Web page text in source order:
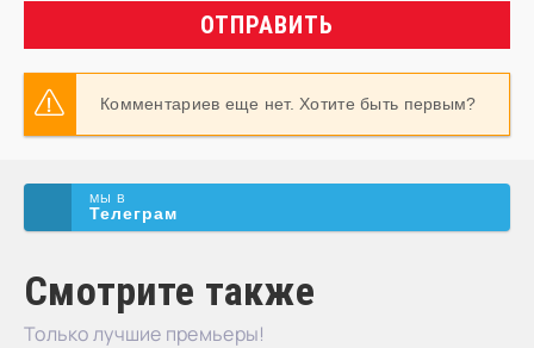
ОТПРАВИТЬ
Комментариев еще нет. Хотите быть первым?
Смотрите также
Только лучшие премьеры!
МЫ В
Телеграм